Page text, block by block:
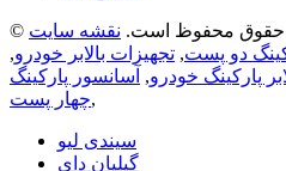
نقشه سایت
دو پست, تجهیزات بالابر خودرو,
پارکینگ خودرو, آسانسور پارکینگ
چهار پست,
سیندی لیو
گیلیان دای